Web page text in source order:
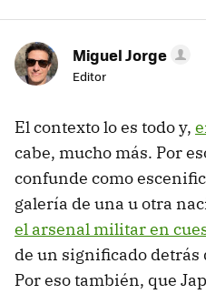
Miguel Jorge
Editor
El contexto lo es todo y,
cabe, mucho más. Por
confunde como
galería de una u otra
el arsenal militar en
de un significado
Por eso también, que